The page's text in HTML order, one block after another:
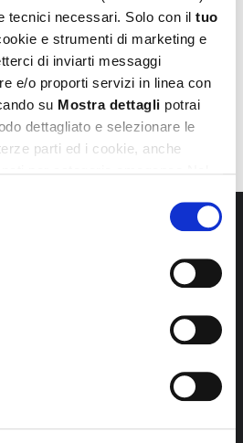
tecnici necessari. Solo con il tuo
e strumenti di marketing e
di inviarti messaggi
e/o proporti servizi in linea con
su Mostra dettagli potrai
dettagliato e selezionare le
parti ed i cookie, anche
avere maggiori informazioni e
Potrai verificare e modificare i
sul simbolo della graffetta
tutta italiana. Una
è il suo denim raffinato,
come si presenta nella
Inverno 2020/21.